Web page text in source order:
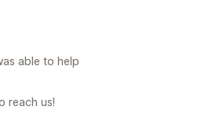
able to help
reach us!